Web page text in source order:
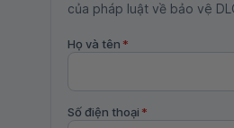
của pháp luật về bảo vệ
Họ và tên *
Số điện thoại *